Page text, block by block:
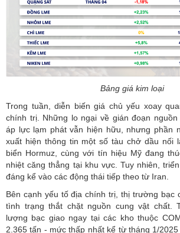
Bảng giá kim loại
Trong tuần, diễn biến giá chủ yếu xoay
chính trị. Những lo ngại về gián đoạn
áp lực lạm phát vẫn hiện hữu, nhưng phần
xuất hiện thông tin một số tàu chở dầu nối
biển Hormuz, cùng với tín hiệu Mỹ đang
nhiệt căng thẳng tại khu vực. Tuy nhiên,
đáng kể vào các động thái tiếp theo từ Iran.
Bên cạnh yếu tố địa chính trị, thị trường bạc
tình trạng thắt chặt nguồn cung vật chất.
lượng bạc giao ngay tại các kho thuộc
2.365 tấn - mức thấp nhất kể từ tháng 1/